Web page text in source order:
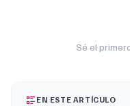
Sé el
EN ESTE ARTÍCULO